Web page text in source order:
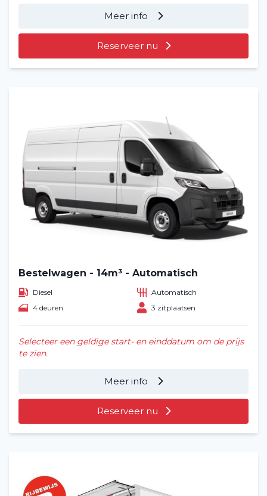
Voertuig huren
Lange termijn
Over ons
Blog
Vacatures
Filialen
Contact
Meer info
Reserveer nu
Bestelwagen - 14m³ - Automatisch
Diesel
Automatisch
4 deuren
3 zitplaatsen
Selecteer een geldige start- en einddatum om de prijs
te zien.
Meer info
Reserveer nu